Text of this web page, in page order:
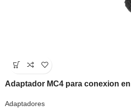
Adaptador MC4 para conexion
Adaptadores